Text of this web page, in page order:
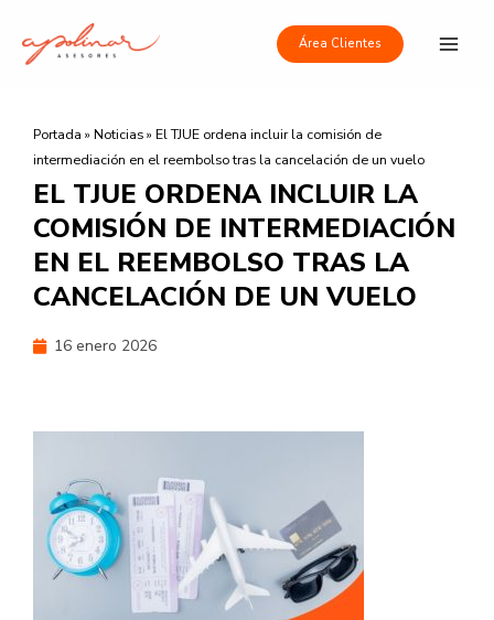
contenido
Área Clientes
Portada » Noticias» El TJUE ordena incluir la comisión de
intermediación en el reembolso tras la cancelación de un vuelo
EL TJUE ORDENA INCLUIR LA
COMISIÓN DE INTERMEDIACIÓN
EN EL REEMBOLSO TRAS LA
CANCELACIÓN DE UN VUELO
16 enero 2026